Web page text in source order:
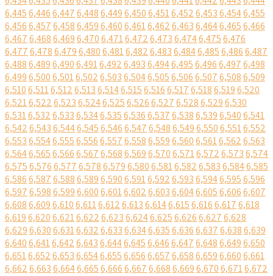
6,4456,4466,4476,4486,4496,4506,4516,4526,4536,4546,455
6,4566,4576,4586,4596,4606,4616,4626,4636,4646,4656,466
6,4676,4686,4696,4706,4716,4726,4736,4746,4756,476
6,4776,4786,4796,4806,4816,4826,4836,4846,4856,4866,487
6,4886,4896,4906,4916,4926,4936,4946,4956,4966,4976,498
6,4996,5006,5016,5026,5036,5046,5056,5066,5076,5086,509
6,5106,5116,5126,5136,5146,5156,5166,5176,5186,5196,520
6,5216,5226,5236,5246,5256,5266,5276,5286,5296,530
6,5316,5326,5336,5346,5356,5366,5376,5386,5396,5406,541
6,5426,5436,5446,5456,5466,5476,5486,5496,5506,5516,552
6,5536,5546,5556,5566,5576,5586,5596,5606,5616,5626,563
6,5646,5656,5666,5676,5686,5696,5706,5716,5726,5736,574
6,5756,5766,5776,5786,5796,5806,5816,5826,5836,5846,585
6,5866,5876,5886,5896,5906,5916,5926,5936,5946,5956,596
6,5976,5986,5996,6006,6016,6026,6036,6046,6056,6066,607
6,6086,6096,6106,6116,6126,6136,6146,6156,6166,6176,618
6,6196,6206,6216,6226,6236,6246,6256,6266,6276,628
6,6296,6306,6316,6326,6336,6346,6356,6366,6376,6386,639
6,6406,6416,6426,6436,6446,6456,6466,6476,6486,6496,650
6,6516,6526,6536,6546,6556,6566,6576,6586,6596,6606,661
6,6626,6636,6646,6656,6666,6676,6686,6696,6706,6716,672